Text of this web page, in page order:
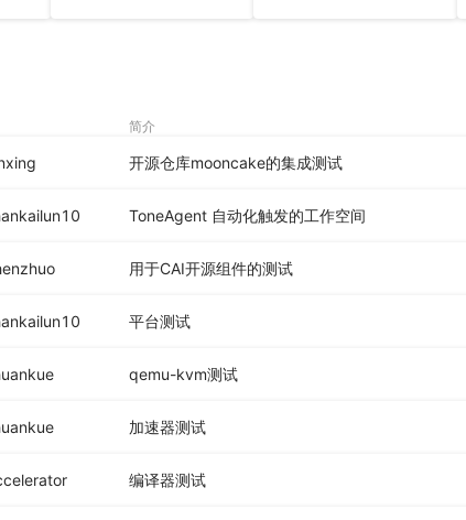
简介
开源仓库mooncake的集成测试
ToneAgent 自动化触发的工作空间
用于CAI开源组件的测试
平台测试
qemu-kvm测试
加速器测试
编译器测试